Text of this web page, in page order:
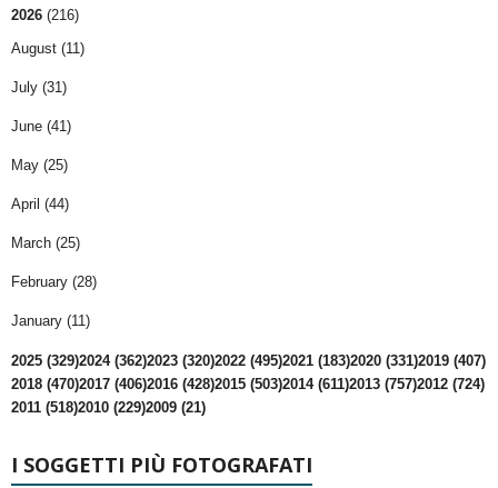
2026 (216)
August (11)
July (31)
June (41)
May (25)
April (44)
March (25)
February (28)
January (11)
2025 (329)2024 (362)2023 (320)2022 (495)2021 (183)2020 (331)2019 (407)
2018 (470)2017 (406)2016 (428)2015 (503)2014 (611)2013 (757)2012 (724)
2011 (518)2010 (229)2009 (21)
I SOGGETTI PIÙ FOTOGRAFATI